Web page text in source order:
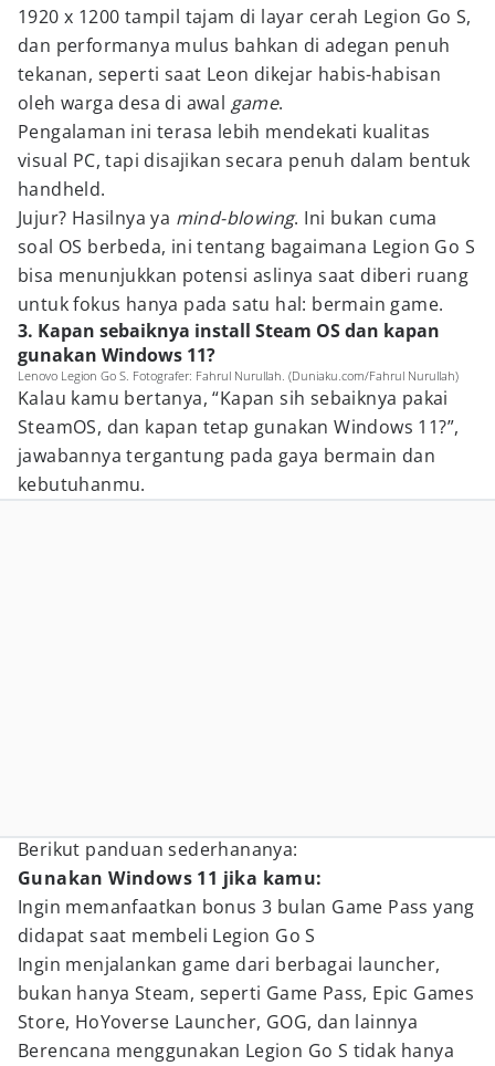
1920 x 1200 tampil tajam di layar cerah Legion Go S,
dan performanya mulus bahkan di adegan penuh
tekanan, seperti saat Leon dikejar habis-habisan
oleh warga desa di awal game.
Pengalaman ini terasa lebih mendekati kualitas
visual PC, tapi disajikan secara penuh dalam bentuk
handheld.
Jujur? Hasilnya ya mind-blowing. Ini bukan cuma
soal OS berbeda, ini tentang bagaimana Legion Go S
bisa menunjukkan potensi aslinya saat diberi ruang
untuk fokus hanya pada satu hal: bermain game.
3. Kapan sebaiknya install Steam OS dan kapan
gunakan Windows 11?
Lenovo Legion Go S. Fotografer: Fahrul Nurullah. (Duniaku.com/Fahrul Nurullah)
Kalau kamu bertanya, “Kapan sih sebaiknya pakai
SteamOS, dan kapan tetap gunakan Windows 11?”,
jawabannya tergantung pada gaya bermain dan
kebutuhanmu.
Berikut panduan sederhananya:
Gunakan Windows 11 jika kamu:
Ingin memanfaatkan bonus 3 bulan Game Pass yang
didapat saat membeli Legion Go S
Ingin menjalankan game dari berbagai launcher,
bukan hanya Steam, seperti Game Pass, Epic Games
Store, HoYoverse Launcher, GOG, dan lainnya
Berencana menggunakan Legion Go S tidak hanya